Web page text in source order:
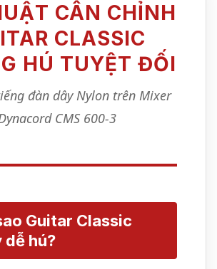
CÂN CHỈNH
CLASSIC
HÚ TUYỆT ĐỐI
đàn dây Nylon trên Mixer
CMS 600-3
Guitar Classic
dễ hú?